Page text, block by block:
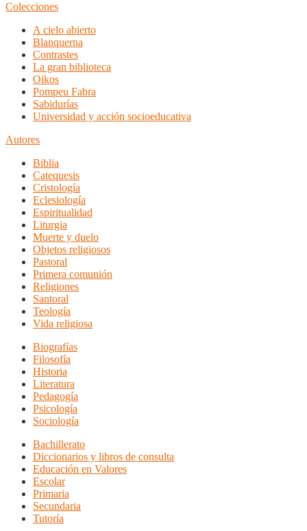
Colecciones
A cielo abierto
Blanquerna
Contrastes
La gran biblioteca
Oikos
Pompeu Fabra
Sabidurías
Universidad y acción socioeducativa
Autores
Biblia
Catequesis
Cristología
Eclesiología
Espiritualidad
Liturgia
Muerte y duelo
Objetos religiosos
Pastoral
Primera comunión
Religiones
Santoral
Teología
Vida religiosa
Biografías
Filosofía
Historia
Literatura
Pedagogía
Psicología
Sociología
Bachillerato
Diccionarios y libros de consulta
Educación en Valores
Escolar
Primaria
Secundaria
Tutoría